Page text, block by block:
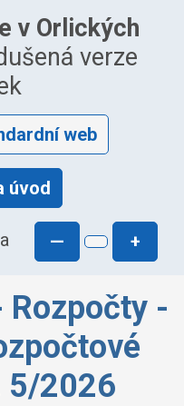
v Orlických
verze
web
úvod
— +
Rozpočty -
5/2026